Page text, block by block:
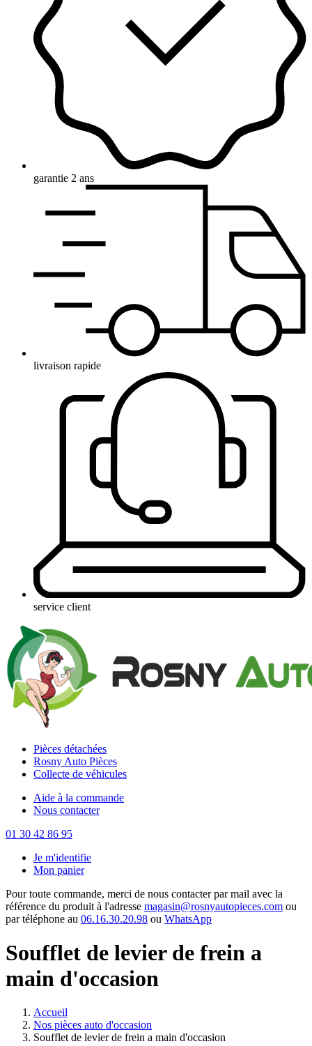
garantie 2 ans
livraison rapide
service client
Pièces détachées
Rosny Auto Pièces
Collecte de véhicules
Aide à la commande
Nous contacter
01 30 42 86 95
Je m'identifie
Mon panier
Pour toute commande, merci de nous contacter par mail avec la
référence du produit à l'adresse magasin@rosnyautopieces.com ou
par téléphone au 06.16.30.20.98 ou WhatsApp
Soufflet de levier de frein a
main d'occasion
Accueil
Nos pièces auto d'occasion
Soufflet de levier de frein a main d'occasion